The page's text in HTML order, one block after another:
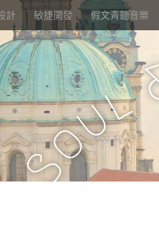
計 敏捷開發 假文青聽音樂
S
o
u
l